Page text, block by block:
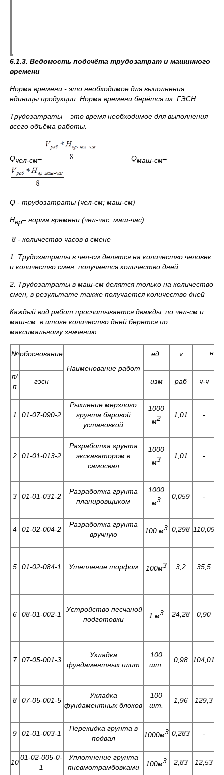
6.1.3. Ведомость подсчёта трудозатрат и машинного
времени
Норма времени - это необходимое для выполнения
единицы продукции. Норма времени берётся из ГЭСН.
Трудозатраты – это время необходимое для выполнения
всего объёма работы.
Qчел-см= Qмаш-см=
Q - трудозатраты (чел-см; маш-см)
Hвр– норма времени (чел-час; маш-час)
8 - количество часов в смене
1. Трудозатраты в чел-см делятся на количество человек
и количество смен, получается количество дней.
2. Трудозатраты в маш-см делятся только на количество
смен, в результате также получается количество дней
Каждый вид работ просчитывается дважды, по чел-см и
маш-см: в итоге количество дней берется по
максимальному значению.
№обоснование
Наименование работ
ед. v нвр
п/
п
гэсн изм раб ч-ч
1 01-07-090-2
Рыхление мерзлого
грунта баровой
установкой
1000
м2 1,01 -
2 01-01-013-2
Разработка грунта
экскаватором в
самосвал
1000
м3 1,01 -
3 01-01-031-2
Разработка грунта
планировщиком
1000
м3 0,059 -
4 01-02-004-2
Разработка грунта
вручную
100 м3 0,298 110,09
5 01-02-084-1 Утепление торфом 100м3 3,2 35,5
6 08-01-002-1
Устройство песчаной
подготовки
1 м3 24,28 0,90
7 07-05-001-3
Укладка
фундаментных плит
100
шт.
0,98 104,01
8 07-05-001-5
Укладка
фундаментных блоков
100
шт.
1,96 129,3
9 01-01-003-1
Перекидка грунта в
подвал
1000м3 0,283 -
10
01-02-005-0-
1
Уплотнение грунта
пневмотрамбовками
100м3 2,83 12,53